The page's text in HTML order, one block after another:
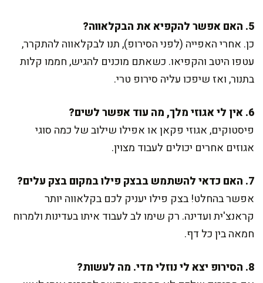
5. האם אפשר להקפיא את הבקלאווה?
כן. אחרי האפייה (לפני הסירופ), תנו לבקלאווה להתקרר,
עטפו היטב והקפיאו. כשאתם מוכנים להגיש, חממו קלות
בתנור, ואז שיפכו עליה סירופ טרי.
6. אין לי אגוזי מלך, מה עוד אפשר לשים?
פיסטוקים, אגוזי פקאן או אפילו שילוב של כמה סוגי
אגוזים אחרים יכולים לעבוד מצוין.
7. האם כדאי להשתמש בבצק פילו במקום בצק עלים?
אפשר בהחלט! בצק פילו יעניק לכם בקלאווה יותר
קראנצ'ית ועדינה. רק שימו לב לעבוד איתו בעדינות ולמרוח
חמאה בין כל דף.
8. הסירופ יצא לי נוזלי מדי. מה לעשות?